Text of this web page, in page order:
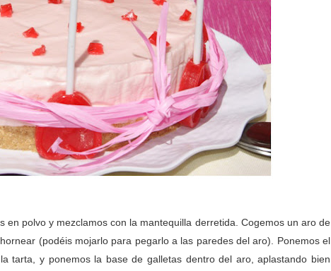
en polvo y mezclamos con la mantequilla derretida. Cogemos un aro de
(podéis mojarlo para pegarlo a las paredes del aro). Ponemos el
tarta, y ponemos la base de galletas dentro del aro, aplastando bien